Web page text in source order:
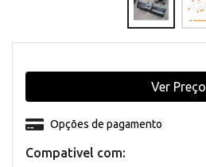
Compativel com:
Opções de pagamento
Ver Preço